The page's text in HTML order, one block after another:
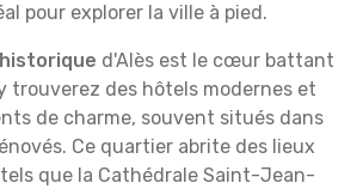
pour explorer la ville à pied.
d'Alès est le cœur battant
trouverez des hôtels modernes et
de charme, souvent situés dans
Ce quartier abrite des lieux
que la Cathédrale Saint-Jean-